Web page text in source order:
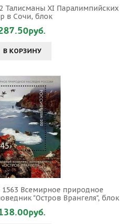
Талисманы XI Паралимпийских
в Сочи, блок
В КОРЗИНУ
1563 Всемирное природное
"Остров Врангеля", блок